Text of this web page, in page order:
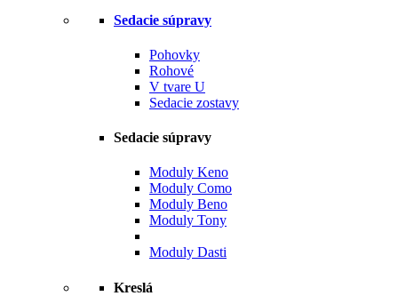
Sedacie súpravy
Pohovky
Rohové
V tvare U
Sedacie zostavy
Sedacie súpravy
Moduly Keno
Moduly Como
Moduly Beno
Moduly Tony
Moduly Dasti
Kreslá